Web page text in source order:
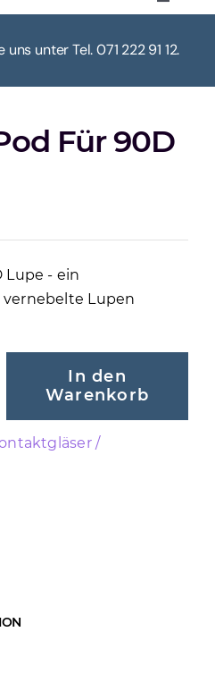
Toggle
unter Tel. 071 222 91 12.
Für 90D
Lupe - ein
Lupen
In den
Warenkorb
/